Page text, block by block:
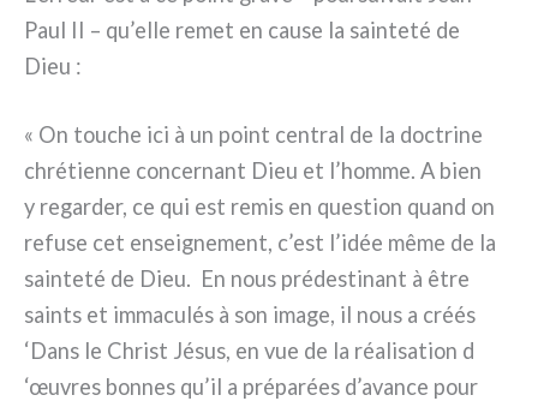
Paul II – qu’elle remet en cau­se la sain­te­té de
Dieu :
« On tou­che ici à un point cen­tral de la doc­tri­ne
chré­tien­ne con­cer­nant Dieu et l’homme. A bien
y regar­der, ce qui est remis en que­stion quand on
refu­se cet ensei­gne­ment, c’est l’idée même de la
sain­te­té de Dieu. En nous pré­de­sti­nant à être
sain­ts et imma­cu­lés à son ima­ge, il nous a créés
‘Dans le Christ Jésus, en vue de la réa­li­sa­tion d
‘œuvres bon­nes qu’il a pré­pa­rées d’avance pour